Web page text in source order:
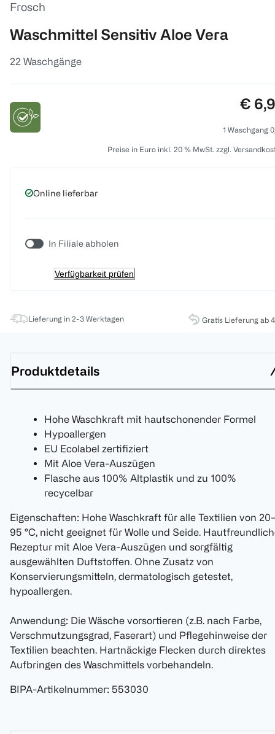
Frosch
Waschmittel Sensitiv Aloe Vera
22 Waschgänge
€
1 Waschgang
Preise in Euro inkl. 20 % MwSt. zzgl.
Online lieferbar
In Filiale abholen
Verfügbarkeit prüfen
Lieferung in 2-3 Werktagen Gratis Lieferung ab
Produktdetails
Hohe Waschkraft mit hautschonender Formel
Hypoallergen
EU Ecolabel zertifiziert
Mit Aloe Vera-Auszügen
Flasche aus 100% Altplastik und zu 100%
recycelbar
Eigenschaften: Hohe Waschkraft für alle Textilien von
95 °C, nicht geeignet für Wolle und Seide.
Rezeptur mit Aloe Vera-Auszügen und sorgfältig
ausgewählten Duftstoffen. Ohne Zusatz von
Konservierungsmitteln, dermatologisch getestet,
hypoallergen.
Anwendung: Die Wäsche vorsortieren (z.B. nach Farbe,
Verschmutzungsgrad, Faserart) und Pflegehinweise der
Textilien beachten. Hartnäckige Flecken durch direktes
Aufbringen des Waschmittels vorbehandeln.
BIPA-Artikelnummer: 553030